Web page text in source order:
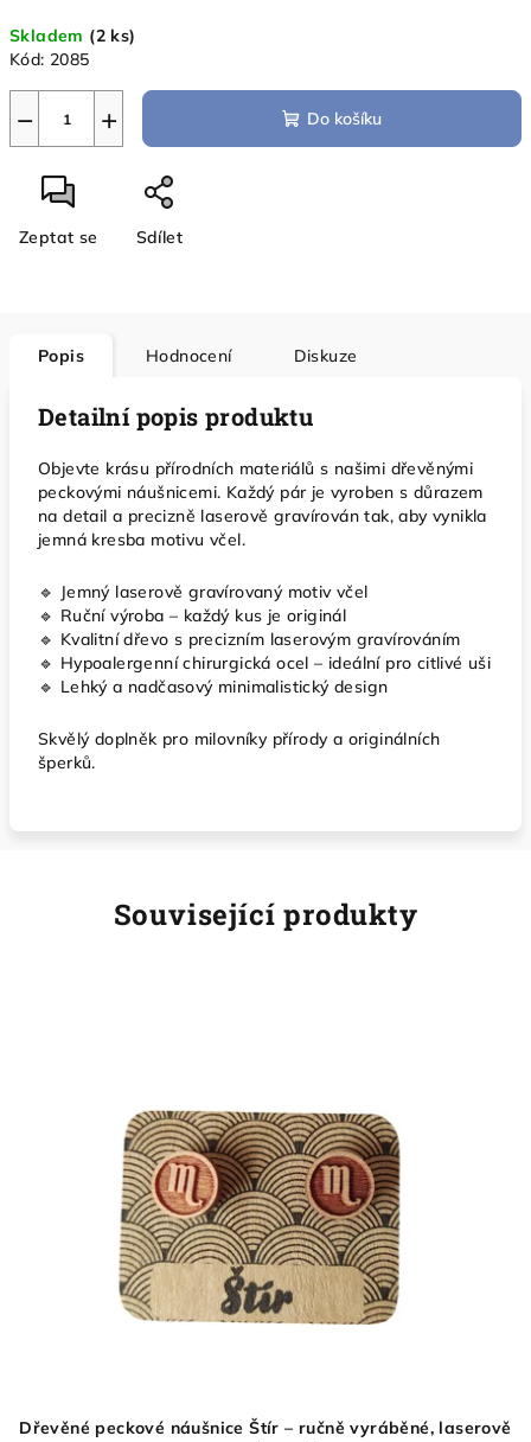
cena:
Skladem (2 ks)
Kód: 2085
+
− Do košíku
Zeptat se Sdílet
Popis Hodnocení Diskuze
Detailní popis produktu
Objevte krásu přírodních materiálů s našimi dřevěnými
peckovými náušnicemi. Každý pár je vyroben s důrazem
na detail a precizně laserově gravírován tak, aby vynikla
jemná kresba motivu včel.
🔹 Jemný laserově gravírovaný motiv včel
🔹 Ruční výroba – každý kus je originál
🔹 Kvalitní dřevo s precizním laserovým gravírováním
🔹 Hypoalergenní chirurgická ocel – ideální pro citlivé uši
🔹 Lehký a nadčasový minimalistický design
Skvělý doplněk pro milovníky přírody a originálních
šperků.
Související produkty
Dřevěné peckové náušnice Štír – ručně vyráběné, laserově